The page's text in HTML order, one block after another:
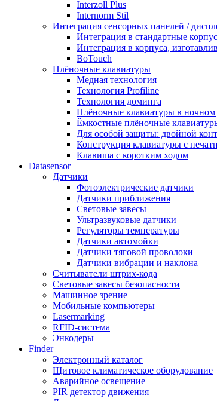
Interzoll Plus
Internorm Stil
Интеграция сенсорных панелей /
Интеграция в стандартные
Интеграция в корпуса,
BoTouch
Плёночные клавиатуры
Медная технология
Технология Profiline
Технология доминга
Плёночные клавиатуры в ночном
Ёмкостные плёночные
Для особой защиты: двойной
Конструкция клавиатуры с
Клавиша с коротким ходом
Datasensor
Датчики
Фотоэлектрические датчики
Датчики приближения
Световые завесы
Ультразвуковые датчики
Регуляторы температуры
Датчики автомойки
Датчики тяговой проволоки
Датчики вибрации и наклона
Считыватели штрих-кода
Световые завесы безопасности
Машинное зрение
Мобильные компьютеры
Lasermarking
RFID-система
Энкодеры
Finder
Электронный каталог
Щитовое климатическое оборудование
Аварийное освещение
PIR детектор движения